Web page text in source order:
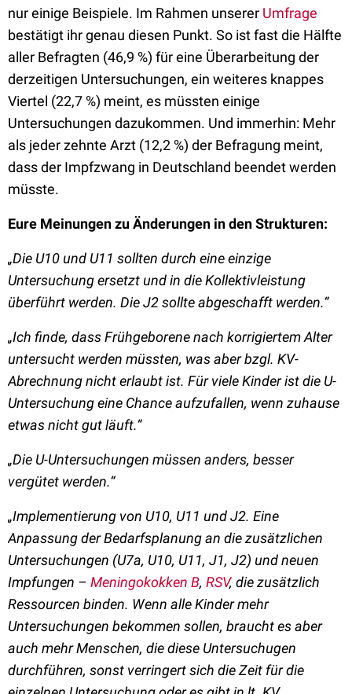
nur einige Beispiele. Im Rahmen unserer Umfrage
bestätigt ihr genau diesen Punkt. So ist fast die Hälfte
aller Befragten (46,9 %) für eine Überarbeitung der
derzeitigen Untersuchungen, ein weiteres knappes
Viertel (22,7 %) meint, es müssten einige
Untersuchungen dazukommen. Und immerhin: Mehr
als jeder zehnte Arzt (12,2 %) der Befragung meint,
dass der Impfzwang in Deutschland beendet werden
müsste.
Eure Meinungen zu Änderungen in den Strukturen:
„Die U10 und U11 sollten durch eine einzige
Untersuchung ersetzt und in die Kollektivleistung
überführt werden. Die J2 sollte abgeschafft werden.“
„Ich finde, dass Frühgeborene nach korrigiertem Alter
untersucht werden müssten, was aber bzgl. KV-
Abrechnung nicht erlaubt ist. Für viele Kinder ist die U-
Untersuchung eine Chance aufzufallen, wenn zuhause
etwas nicht gut läuft.“
„Die U-Untersuchungen müssen anders, besser
vergütet werden.“
„Implementierung von U10, U11 und J2. Eine
Anpassung der Bedarfsplanung an die zusätzlichen
Untersuchungen (U7a, U10, U11, J1, J2) und neuen
Impfungen – Meningokokken B, RSV, die zusätzlich
Ressourcen binden. Wenn alle Kinder mehr
Untersuchungen bekommen sollen, braucht es aber
auch mehr Menschen, die diese Untersuchugen
durchführen, sonst verringert sich die Zeit für die